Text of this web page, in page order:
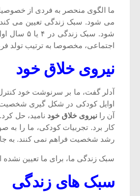
ما الگوی منحصر به فردی از
می شود. سبک زندگی تعیین می کند
شود. سبک
اجتماعی، مخصوصا به ترتیب تولد
نیروی خلاق خود
آدلر گفت، ما بر سرنوشت خود
اوایل کودکی در شکل گیری شخصیت
آن رانیروی خلاق خود نامید، حل
کار برد. تجربیات کودکی، ما را به
رشد شخصیت فراهم نمی کنند. به
سبک زندگی ما، برای ما تعیین نشده
سبک های زندگی